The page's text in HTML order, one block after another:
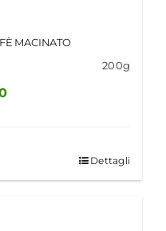
MACINATO
200g
Dettagli